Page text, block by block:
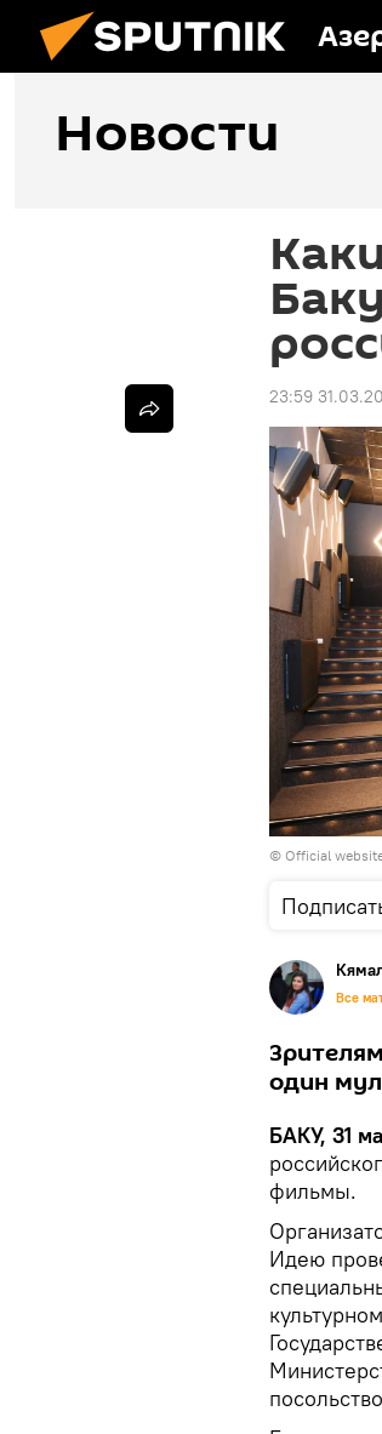
Новости
23:59
© Official
Все
один
БАКУ, 31
фильмы.
Идею